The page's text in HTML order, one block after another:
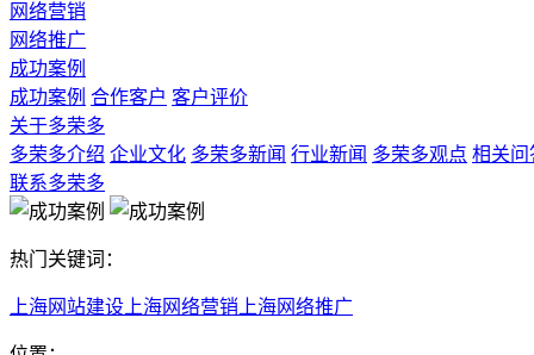
网络营销
网络推广
成功案例
成功案例 合作客户 客户评价
关于多荣多
多荣多介绍 企业文化 多荣多新闻 行业新闻 多荣多观点 相关问
联系多荣多
热门关键词：
上海网站建设 上海网络营销 上海网络推广